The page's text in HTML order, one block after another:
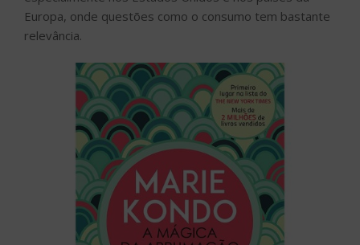
Europa, onde questões como o consumo tem bastante
relevância.